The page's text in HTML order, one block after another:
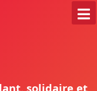
solidaire et